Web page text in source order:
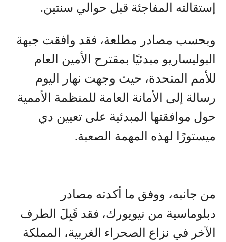
إستقالته المفاجئة قبل حوالي سنتين.
وبحسب مصادر مطلعة، فقد وافقت جبهة
البوليساريو مبدئيًا بمقترح الأمين العام
للأمم المتحدة، حيث وجهت نهار اليوم
رسالة إلى الأمانة العامة للمنظمة الأممية
حول موافقتها المبدئية على تعيين دي
ميستورًا لهذه المهمة الصعبة.
من جانبه، ووفق ما أكدته مصادر
دبلوماسية من نيويورك، فقد قَبِلَ الطرف
الآخر في نزاع الصحراء الغربية، المملكة